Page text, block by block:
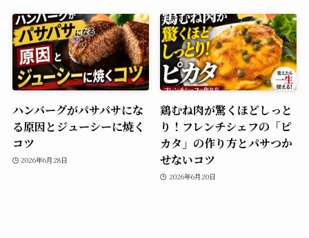
ハンバーグがパサパサにな
る原因とジューシーに焼く
コツ
2026年6月28日
鶏むね肉が驚くほどしっと
り！フレンチシェフの「ピ
カタ」の作り方とパサつか
せないコツ
2026年6月20日